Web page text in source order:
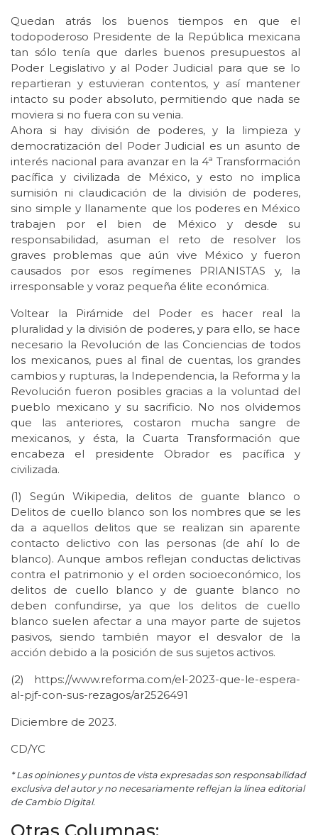
Quedan atrás los buenos tiempos en que el
todopoderoso Presidente de la República mexicana
tan sólo tenía que darles buenos presupuestos al
Poder Legislativo y al Poder Judicial para que se lo
repartieran y estuvieran contentos, y así mantener
intacto su poder absoluto, permitiendo que nada se
moviera si no fuera con su venia.
Ahora si hay división de poderes, y la limpieza y
democratización del Poder Judicial es un asunto de
interés nacional para avanzar en la 4ª Transformación
pacífica y civilizada de México, y esto no implica
sumisión ni claudicación de la división de poderes,
sino simple y llanamente que los poderes en México
trabajen por el bien de México y desde su
responsabilidad, asuman el reto de resolver los
graves problemas que aún vive México y fueron
causados por esos regímenes PRIANISTAS y, la
irresponsable y voraz pequeña élite económica.
Voltear la Pirámide del Poder es hacer real la
pluralidad y la división de poderes, y para ello, se hace
necesario la Revolución de las Conciencias de todos
los mexicanos, pues al final de cuentas, los grandes
cambios y rupturas, la Independencia, la Reforma y la
Revolución fueron posibles gracias a la voluntad del
pueblo mexicano y su sacrificio. No nos olvidemos
que las anteriores, costaron mucha sangre de
mexicanos, y ésta, la Cuarta Transformación que
encabeza el presidente Obrador es pacífica y
civilizada.
(1) Según Wikipedia, delitos de guante blanco o
Delitos de cuello blanco son los nombres que se les
da a aquellos delitos que se realizan sin aparente
contacto delictivo con las personas (de ahí lo de
blanco). Aunque ambos reflejan conductas delictivas
contra el patrimonio y el orden socioeconómico, los
delitos de cuello blanco y de guante blanco no
deben confundirse, ya que los delitos de cuello
blanco suelen afectar a una mayor parte de sujetos
pasivos, siendo también mayor el desvalor de la
acción debido a la posición de sus sujetos activos.
(2) https://www.reforma.com/el-2023-que-le-espera-
al-pjf-con-sus-rezagos/ar2526491
Diciembre de 2023.
CD/YC
* Las opiniones y puntos de vista expresadas son responsabilidad
exclusiva del autor y no necesariamente reflejan la línea editorial
de Cambio Digital.